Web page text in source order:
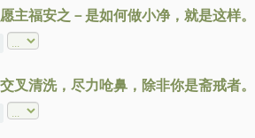
主福安之－是如何做小净，就是这样。
叉清洗，尽力呛鼻，除非你是斋戒者。